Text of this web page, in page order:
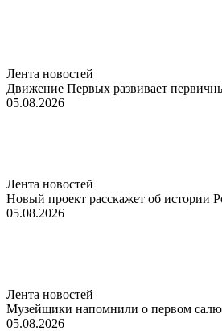
Лента новостей
Движение Первых развивает
05.08.2026
Лента новостей
Новый проект расскажет об истории
05.08.2026
Лента новостей
Музейщики напомнили о первом
05.08.2026